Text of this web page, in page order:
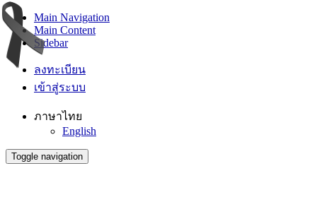
Main Navigation
Main Content
Sidebar
ลงทะเบียน
เข้าสู่ระบบ
ภาษาไทย
English
Toggle navigation